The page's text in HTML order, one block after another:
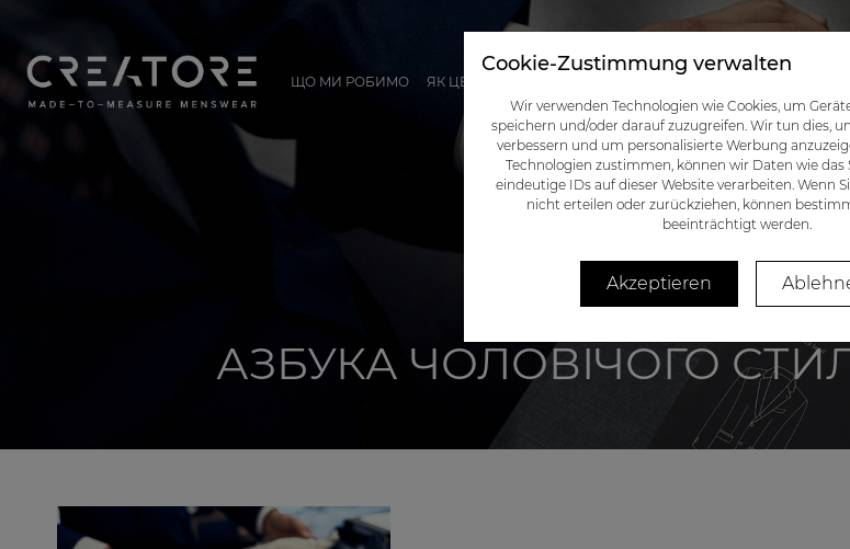
АЗБУКА ЧОЛОВІЧОГО
ЩО МИ РОБИМО ЯК ЦЕ ПРАЦЮЄ
Cookie-Zustimmung verwalten
Wir verwenden Technologien wie Cookies, um
speichern und/oder darauf zuzugreifen. Wir tun dies,
verbessern und um personalisierte Werbung
Technologien zustimmen, können wir Daten wie das
eindeutige IDs auf dieser Website verarbeiten. Wenn
nicht erteilen oder zurückziehen, können
beeinträchtigt werden.
Akzeptieren